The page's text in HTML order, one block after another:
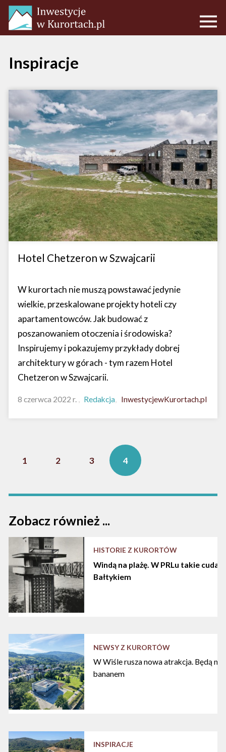
Inspiracje
Hotel Chetzeron w Szwajcarii
W kurortach nie muszą powstawać jedynie
wielkie, przeskalowane projekty hoteli czy
apartamentowców. Jak budować z
poszanowaniem otoczenia i środowiska?
Inspirujemy i pokazujemy przykłady dobrej
architektury w górach - tym razem Hotel
Chetzeron w Szwajcarii.
8 czerwca 2022 r. Redakcja InwestycjewKurortach.pl
1 2 3 4
Zobacz również ...
HISTORIE Z KURORTÓW
Windą na plażę. W PRLu takie cuda
Bałtykiem
NEWSY Z KURORTÓW
W Wiśle rusza nowa atrakcja. Będą
bananem
INSPIRACJE